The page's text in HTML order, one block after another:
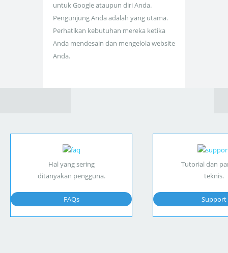
untuk Google ataupun diri Anda.
Pengunjung Anda adalah yang utama.
Perhatikan kebutuhan mereka ketika
Anda mendesain dan mengelola website
Anda.
Hal yang sering
ditanyakan pengguna.
FAQs
Tutorial dan
teknis.
Support